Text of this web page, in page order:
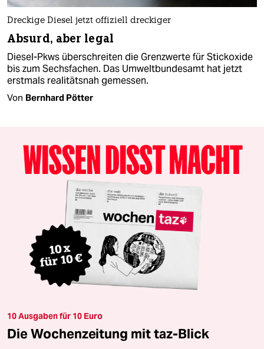
Dreckige Diesel jetzt offiziell dreckiger
Absurd, aber legal
Diesel-Pkws überschreiten die Grenzwerte für Stickoxide
bis zum Sechsfachen. Das Umweltbundesamt hat jetzt
erstmals realitätsnah gemessen.
Von Bernhard Pötter
10 Ausgaben für 10 Euro
Die Wochenzeitung mit taz-Blick